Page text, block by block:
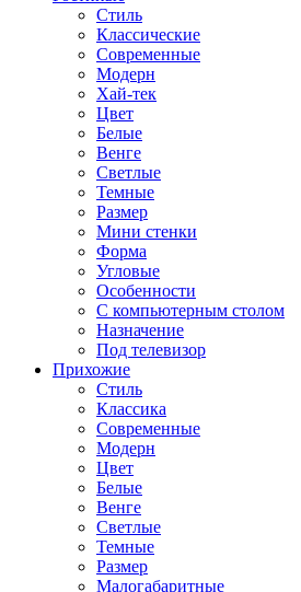
Стиль
Классические
Современные
Модерн
Хай-тек
Цвет
Белые
Венге
Светлые
Темные
Размер
Мини стенки
Форма
Угловые
Особенности
С компьютерным столом
Назначение
Под телевизор
Прихожие
Стиль
Классика
Современные
Модерн
Цвет
Белые
Венге
Светлые
Темные
Размер
Малогабаритные